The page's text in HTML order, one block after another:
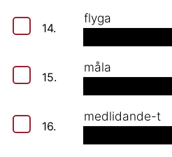
14.
flyga
15.
måla
16.
medlidande-t